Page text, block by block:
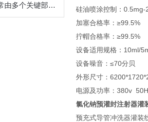
几丁糖灌装机通常由多个关键部件组成
硅油喷涂控制：
加塞合格率：≥99.5%
拧帽合格率：≥99.5%
设备适用规格：10ml/
设备噪音：≤70分贝
外形尺寸：
电源及功率：380v
氯化钠预灌封注射器灌
预充式导管冲洗器灌装